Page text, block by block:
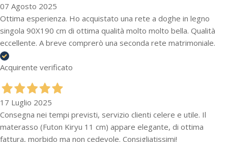
07 Agosto 2025
Ottima esperienza. Ho acquistato una rete a doghe in legno
singola 90X190 cm di ottima qualità molto molto bella. Qualità
eccellente. A breve comprerò una seconda rete matrimoniale.
Acquirente verificato
17 Luglio 2025
Consegna nei tempi previsti, servizio clienti celere e utile. Il
materasso (Futon Kiryu 11 cm) appare elegante, di ottima
fattura, morbido ma non cedevole. Consigliatissimi!